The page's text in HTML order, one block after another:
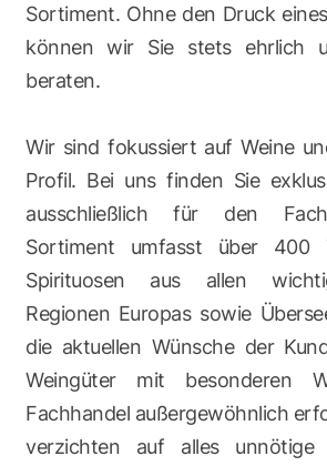
Sortiment. Ohne den Druck
können wir Sie stets ehrlich
beraten.
Wir sind fokussiert auf Weine
Profil. Bei uns finden Sie
ausschließlich für den
Sortiment umfasst über 400
Spirituosen aus allen
Regionen Europas sowie
die aktuellen Wünsche der
Weingüter mit besonderen
Fachhandel außergewöhnlich
verzichten auf alles